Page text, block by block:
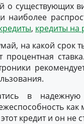
о существующих
наиболее
, кредиты на
на какой срок
процентная
в надежную
кредит и он не